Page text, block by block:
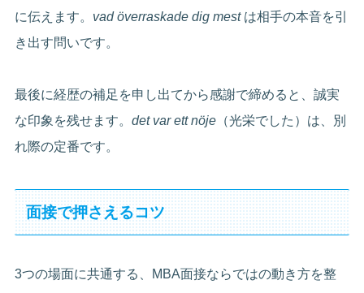
に伝えます。 vad överraskade dig mestは相手の本音を引
き出す問いです。
最後に経歴の補足を申し出てから感謝で締めると、誠実
な印象を残せます。det var ett nöje （光栄でした）は、別
れ際の定番です。
面接で押さえるコツ
3つの場面に共通する、MBA面接ならではの動き方を整